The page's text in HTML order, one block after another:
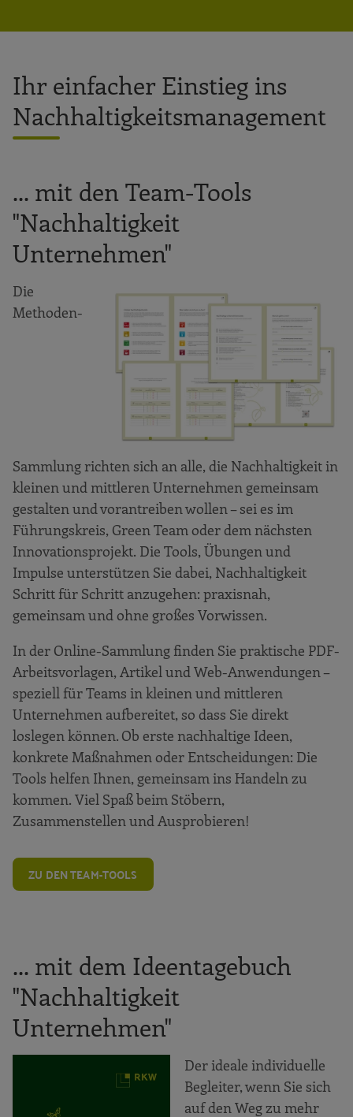
Ihr einfacher Einstieg ins
Nachhaltigkeitsmanagement
... mit den Team-Tools
"Nachhaltigkeit
Unternehmen"
Die
Methoden-
Sammlung richten sich an alle, die Nachhaltigkeit in
kleinen und mittleren Unternehmen gemeinsam
gestalten und vorantreiben wollen – sei es im
Führungskreis, Green Team oder dem nächsten
Innovationsprojekt. Die Tools, Übungen und
Impulse unterstützen Sie dabei, Nachhaltigkeit
Schritt für Schritt anzugehen: praxisnah,
gemeinsam und ohne großes Vorwissen.
In der Online-Sammlung finden Sie praktische PDF-
Arbeitsvorlagen, Artikel und Web-Anwendungen –
speziell für Teams in kleinen und mittleren
Unternehmen aufbereitet, so dass Sie direkt
loslegen können. Ob erste nachhaltige Ideen,
konkrete Maßnahmen oder Entscheidungen: Die
Tools helfen Ihnen, gemeinsam ins Handeln zu
kommen. Viel Spaß beim Stöbern,
Zusammenstellen und Ausprobieren!
ZU DEN TEAM-TOOLS
... mit dem Ideentagebuch
"Nachhaltigkeit
Unternehmen"
Der ideale individuelle
Begleiter, wenn Sie sich
auf den Weg zu mehr